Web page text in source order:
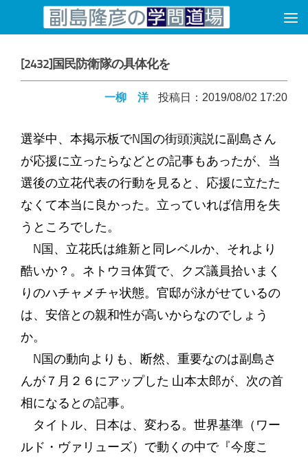
コンテンツへスキップ
[2432]国民防衛隊の具体化を
一柳 洋 投稿日：2019/08/02 17:20
選挙中、本掲示板でN国の街頭演説に副島さん
が応援に立ったらなどとの記事もあったが、当
選後の立花代表の行動を見ると、応援に立たた
なくて本当に良かった。立っていれば信用を失
うところでした。
N国、立花氏は維新と同レベルか、それより
酷いか？。ネトウヨ体質で、クズ議員拾いまく
りのハチャメチャ状態。官邸が泳がせているの
は、安倍との親和性が高いからなのでしょう
か。
N国の動向よりも、断然、重要なのは副島さ
んが７月２６にアップした 山本太郎が、次の首
相になるとの記事。
タイトル、日本は、変わる。世界基準（ワー
ルド・ヴァリューズ）で動くの中で『今度こ